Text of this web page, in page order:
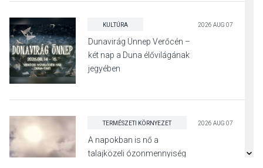
KULTÚRA 2026 AUG 07
Dunavirág Ünnep Verőcén –
két nap a Duna élővilágának
jegyében
TERMÉSZETI KÖRNYEZET 2026 AUG 07
A napokban is nő a
talajközeli ózonmennyiség